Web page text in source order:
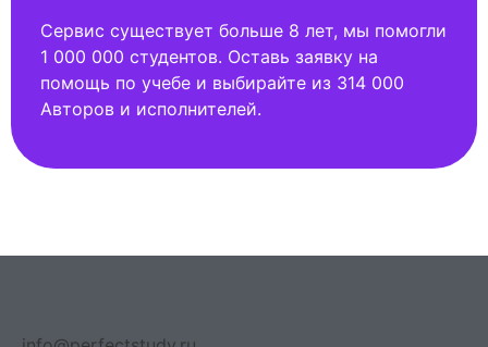
Сервис существует больше 8 лет, мы помогли
1 000 000 студентов. Оставь заявку на
помощь по учебе и выбирайте из 314 000
Авторов и исполнителей.